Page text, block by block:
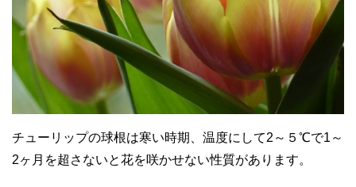
チューリップの球根は寒い時期、温度にして2～５℃で1～
2ヶ月を超さないと花を咲かせない性質があります。